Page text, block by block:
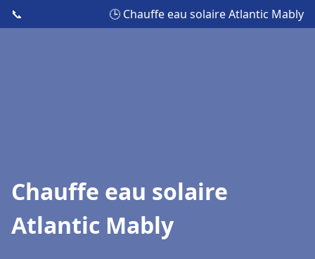
📞 🕒 Chauffe eau solaire Atlantic Mably
Chauffe eau solaire
Atlantic Mably